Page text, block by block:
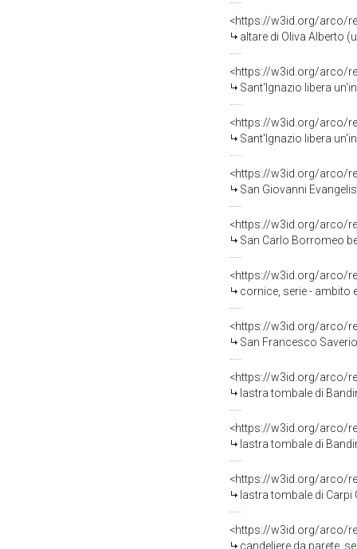
<https://w3id.org/arco/
altare di Oliva Alberto
<https://w3id.org/arco/
Sant'Ignazio libera
<https://w3id.org/arco/
Sant'Ignazio libera
<https://w3id.org/arco/
San Giovanni
<https://w3id.org/arco/
San Carlo Borromeo
<https://w3id.org/arco/
cornice, serie - ambito
<https://w3id.org/arco/
San Francesco
<https://w3id.org/arco/
lastra tombale di
<https://w3id.org/arco/
lastra tombale di
<https://w3id.org/arco/
lastra tombale di Carpi
<https://w3id.org/arco/
candeliere da parete,